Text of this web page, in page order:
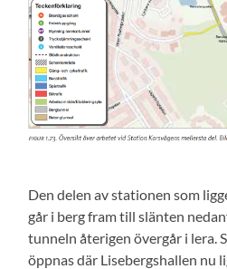
Den delen av stationen som
går i berg fram till slänten
tunneln återigen övergår i lera.
öppnas där Lisebergshallen nu